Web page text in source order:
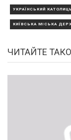
УКРАЇНСЬКИЙ
КИЇВСЬКА МІСЬКА
ЧИТАЙТЕ